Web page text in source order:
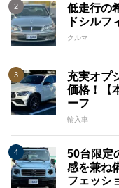
低走行の
ドシルフ
クルマ
充実オプ
価格！【
ーフ
輸入車
50台限定
感を兼ね
フェッシ